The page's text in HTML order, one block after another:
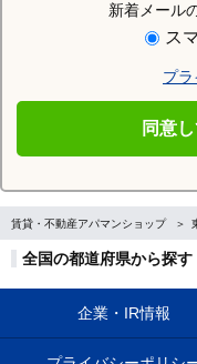
新着メール
ス
プ
同意
賃貸・不動産アパマンショップ
全国の都道府県から探す
企業・IR情報